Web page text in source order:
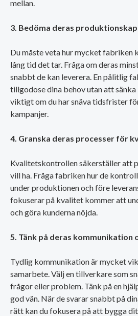
mellan.
3. Bedöma deras
Du måste veta hur mycket fabriken
lång tid det tar. Fråga om deras
snabbt de kan leverera. En pålitlig
tillgodose dina behov utan att
viktigt om du har snäva tidsfrister
kampanjer.
4. Granska deras processer för
Kvalitetskontrollen säkerställer att
vill ha. Fråga fabriken hur de
under produktionen och före
fokuserar på kvalitet kommer att
och göra kunderna nöjda.
5. Tänk på deras kommunikation
Tydlig kommunikation är mycket
samarbete. Välj en tillverkare som
frågor eller problem. Tänk på en
god vän. När de svarar snabbt på
rätt kan du fokusera på att bygga